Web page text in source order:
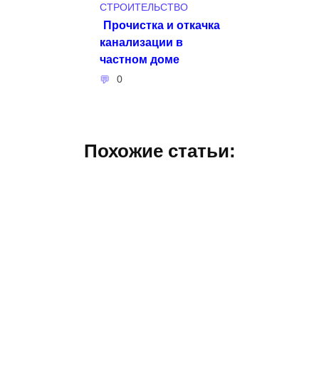
СТРОИТЕЛЬСТВО
Прочистка и откачка
канализации в
частном доме
0
Похожие статьи: